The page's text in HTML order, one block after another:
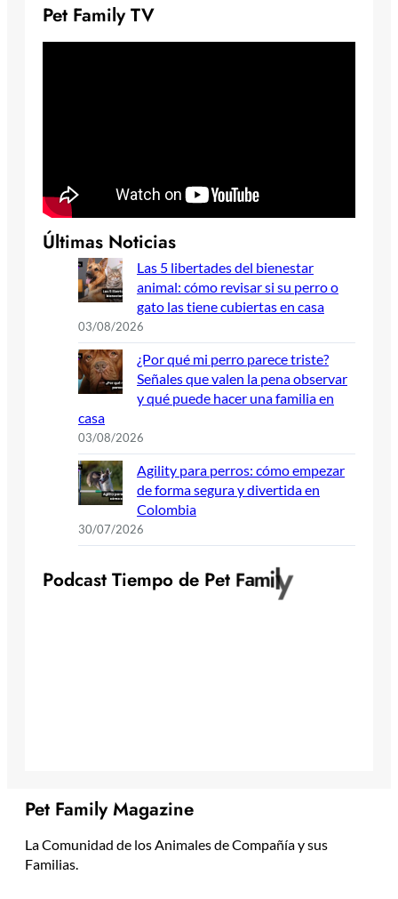
Pet Family TV
Últimas Noticias
Las 5 libertades del bienestar
animal: cómo revisar si su perro o
gato las tiene cubiertas en casa
03/08/2026
¿Por qué mi perro parece triste?
Señales que valen la pena observar
y qué puede hacer una familia en
casa
03/08/2026
Agility para perros: cómo empezar
de forma segura y divertida en
Colombia
30/07/2026
Podcast Tiempo de Pet Family
Pet Family Magazine
La Comunidad de los Animales de Compañía y sus
Familias.